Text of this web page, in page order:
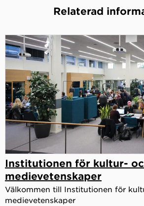
Relaterad
Institutionen för kultur-
medievetenskaper
Välkommen till Institutionen för
medievetenskaper